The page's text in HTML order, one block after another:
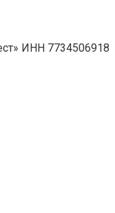
ИНН 7734506918